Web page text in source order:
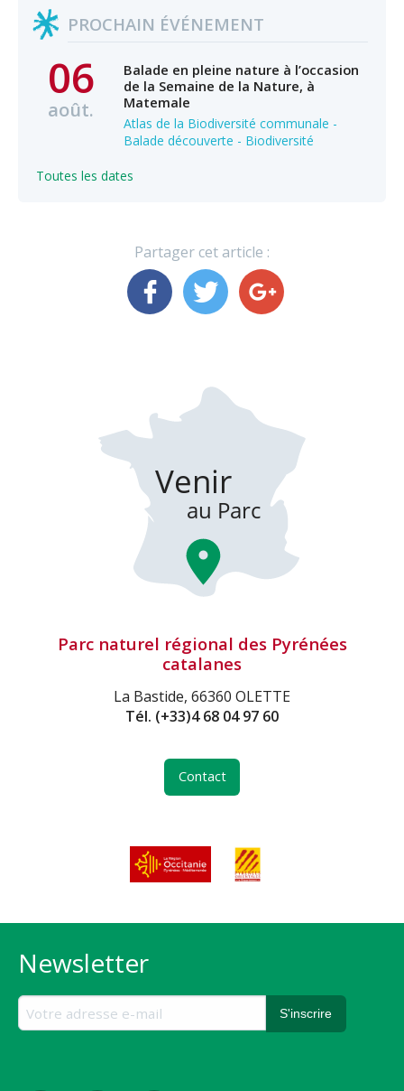
PROCHAIN ÉVÉNEMENT
06
août.
Balade en pleine nature à l’occasion
de la Semaine de la Nature, à
Matemale
Atlas de la Biodiversité communale -
Balade découverte - Biodiversité
Toutes les dates
Partager cet article :
Parc naturel régional des Pyrénées
catalanes
La Bastide, 66360 OLETTE
Tél. (+33)4 68 04 97 60
Contact
Newsletter